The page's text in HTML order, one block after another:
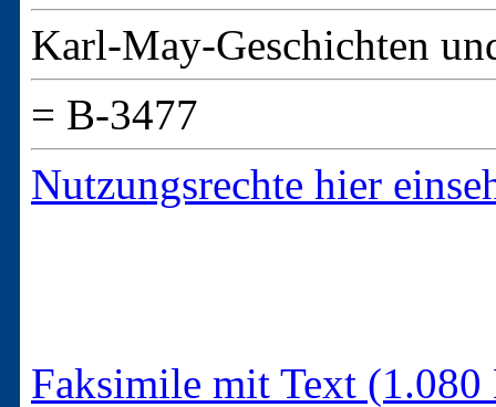
Karl-May-Geschichten
= B-3477
Nutzungsrechte hier
Faksimile mit Text